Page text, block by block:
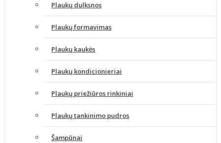
Plaukų dulksnos
Plaukų formavimas
Plaukų kaukės
Plaukų kondicionieriai
Plaukų priežiūros rinkiniai
Plaukų tankinimo pudros
Šampūnai